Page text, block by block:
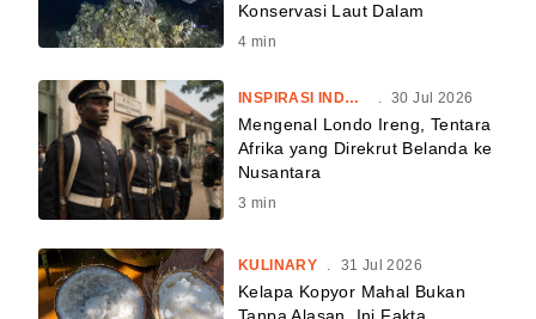
Konservasi Laut Dalam
4 min
INSPIRASI INDONESIA 30 Jul 2026
Mengenal Londo Ireng, Tentara
Afrika yang Direkrut Belanda ke
Nusantara
3 min
KULINARY 31 Jul 2026
Kelapa Kopyor Mahal Bukan
Tanpa Alasan, Ini Fakta